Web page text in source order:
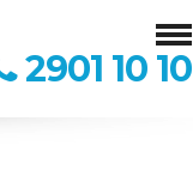
2901 10 10